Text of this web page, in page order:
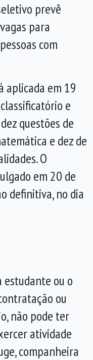
prevê
para
com
aplicada em 19
e
questões de
e dez de
O
em 20 de
definitiva, no dia
estudante ou o
ou
não pode ter
atividade
companheira